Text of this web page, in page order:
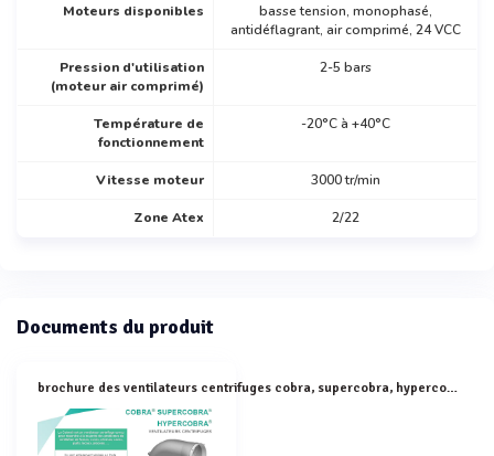
Moteurs disponibles
basse tension, monophasé,
antidéflagrant, air comprimé, 24 VCC
Pression d'utilisation
(moteur air comprimé)
2-5 bars
Température de
fonctionnement
-20°C à +40°C
Vitesse moteur 3000 tr/min
Zone Atex 2/22
Documents du produit
brochure des ventilateurs centrifuges cobra, supercobra, hypercobra